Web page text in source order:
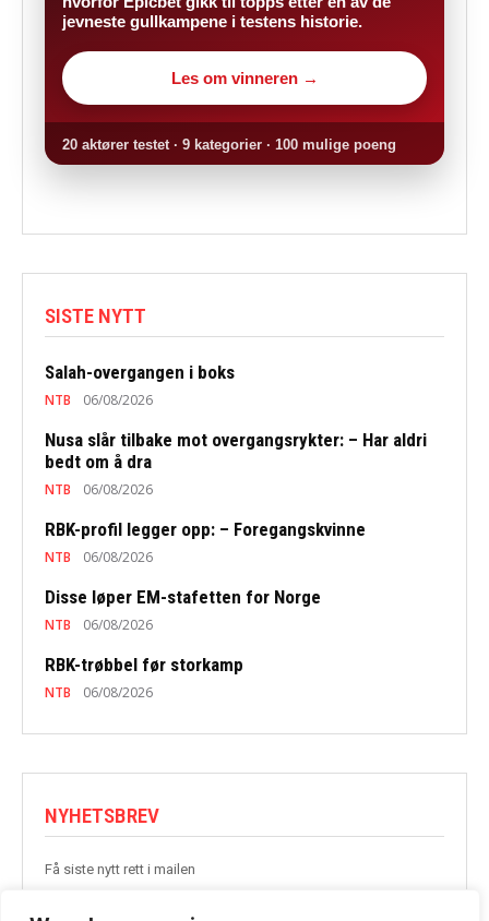
jevneste gullkampene i testens historie.
Les om vinneren →
20 aktører testet · 9 kategorier · 100 mulige poeng
SISTE NYTT
Salah-overgangen i boks
NTB 06/08/2026
Nusa slår tilbake mot overgangsrykter: – Har aldri
bedt om å dra
NTB 06/08/2026
RBK-profil legger opp: – Foregangskvinne
NTB 06/08/2026
Disse løper EM-stafetten for Norge
NTB 06/08/2026
RBK-trøbbel før storkamp
NTB 06/08/2026
NYHETSBREV
Få siste nytt rett i mailen